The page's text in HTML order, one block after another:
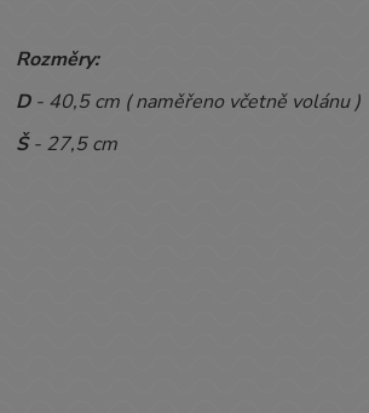
Rozměry:
D - 40,5 cm ( naměřeno včetně volánu )
Š- 27,5 cm